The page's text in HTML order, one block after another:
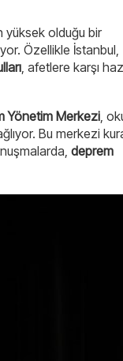
yüksek olduğu bir
Özellikle İstanbul,
, afetlere karşı
Yönetim Merkezi ,
Bu merkezi
deprem